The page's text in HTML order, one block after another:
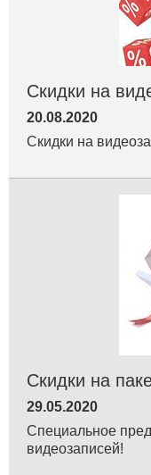
Скидки на
20.08.2020
Скидки на
Скидки на
29.05.2020
Специальное
видеозаписей!